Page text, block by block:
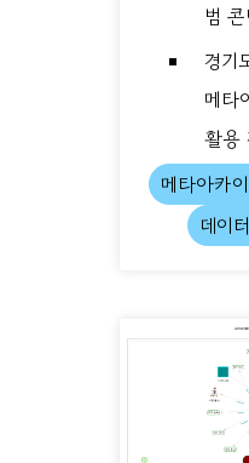
범
경기
메타
활용
메타아카
데이